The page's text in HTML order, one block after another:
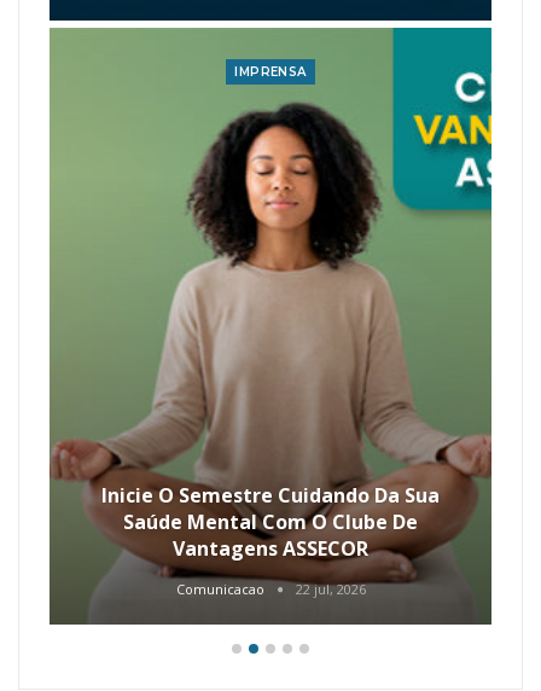
IMPRENSA
Inicie O Semestre Cuidando Da Sua
Saúde Mental Com O Clube De
Vantagens ASSECOR
Comunicacao 22 jul, 2026